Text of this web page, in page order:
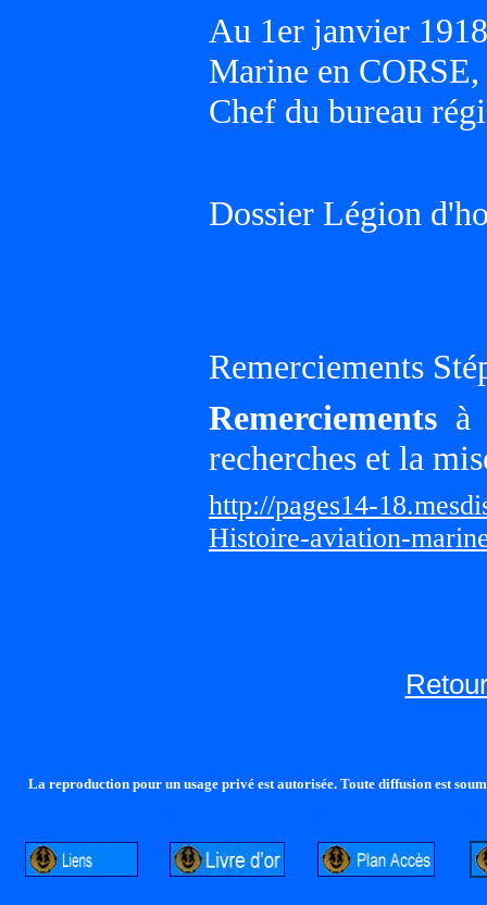
Au 1er janvier
Marine en CORSE,
Chef du bureau
Dossier Légion
Remerciements
Remerciements à
recherches et la
http://pages14-
Histoire-aviation-
La reproduction pour un usage privé est autorisée. Toute diffusion est